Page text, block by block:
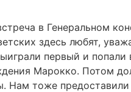
в Генеральном
здесь любят,
первый и попали
Марокко. Потом
Нам тоже предоставили